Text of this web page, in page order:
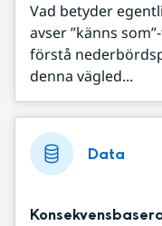
Vad betyder
avser ”känns
förstå
denna vägled...
Data